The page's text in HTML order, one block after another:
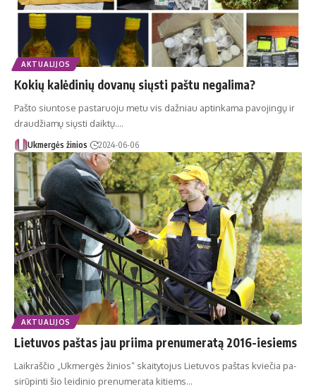
AKTUALIJOS
Kokių kalėdinių dovanų siųsti paštu negalima?
Pašto siuntose pastaruoju metu vis dažniau aptinkama pavojingų ir
draudžiamų siųsti daiktų.…
Ukmergės žinios 2024-06-06
AKTUALIJOS
Lietuvos paštas jau priima prenumeratą 2016-iesiems
Laik­raš­čio „Uk­mer­gės ži­nios“ skai­ty­to­jus Lie­tu­vos paš­tas kvie­čia pa­
si­rū­pin­ti šio lei­di­nio pre­nu­me­ra­ta ki­tiems…